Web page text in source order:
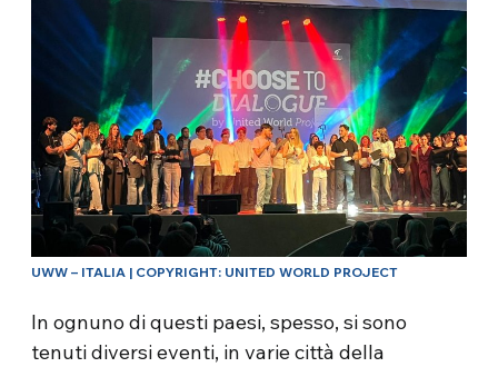
UWW – ITALIA | COPYRIGHT: UNITED WORLD PROJECT
In ognuno di questi paesi, spesso, si sono
tenuti diversi eventi, in varie città della